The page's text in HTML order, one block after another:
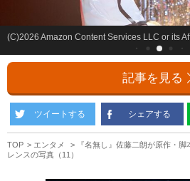
(C)2026 Amazon Content Services LLC or its
記事を見る
ツイートする シェアする
TOP エンタメ
『名無し』佐藤二朗が原作・
レンスの写真（11）